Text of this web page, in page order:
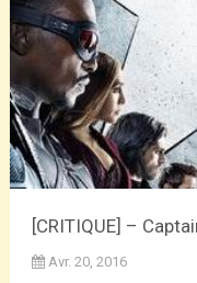
[CRITIQUE] –
Avr. 20, 2016